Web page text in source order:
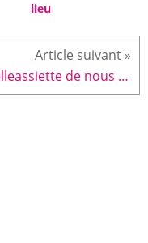
lieu
Merci @labelleassiette de nous avoir permis de tester le concept de chef à domicile. Une excellente soirée comme au restaurant mais à la maison !